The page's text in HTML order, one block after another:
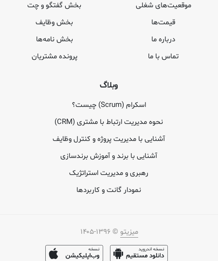
موقعیت‌های شغلی
قیمت‌ها
درباره ما
تماس با ما
وبلاگ
اسکرام (Scrum) چیست؟
نحوه مدیریت ارتباط با مشتری (CRM)
آشنایی با مدیریت پروژه و کنترل وظایف
آشنایی با برند و آموزش برندسازی
رهبری و مدیریت استراتژیک
نمودار گانت و کاربردها
بخش گفتگو و چت
بخش وظایف
بخش نامه‌ها
پرونده مشتریان
میزیتو © ۱۳۹۶-۱۴۰۵